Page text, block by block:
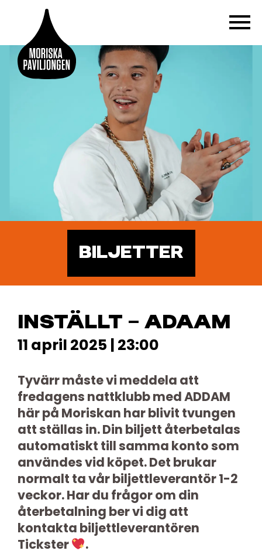
BILJETTER
INSTÄLLT – ADAAM
11 april 2025 | 23:00
Tyvärr måste vi meddela att
fredagens nattklubb med ADDAM
här på Moriskan har blivit tvungen
att ställas in. Din biljett återbetalas
automatiskt till samma konto som
användes vid köpet. Det brukar
normalt ta vår biljettleverantör 1-2
veckor. Har du frågor om din
återbetalning ber vi dig att
kontakta biljettleverantören
Tickster
.